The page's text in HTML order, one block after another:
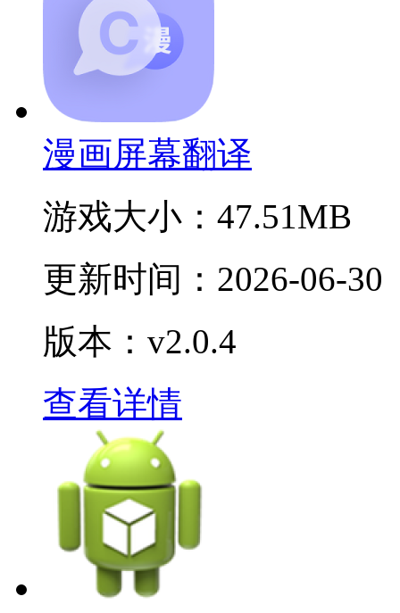
漫画屏幕翻译
游戏大小： 47.51MB
更新时间： 2026-06-30
版本：v2.0.4
查看详情